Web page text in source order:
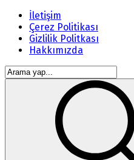
İletişim
Çerez Politikası
Gizlilik Politkası
Hakkımızda